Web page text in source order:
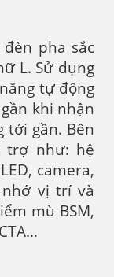
pha sắc
L. Sử dụng
tự động
khi nhận
tới gần. Bên
trợ như: hệ
camera,
nhớ vị trí và
mù BSM,